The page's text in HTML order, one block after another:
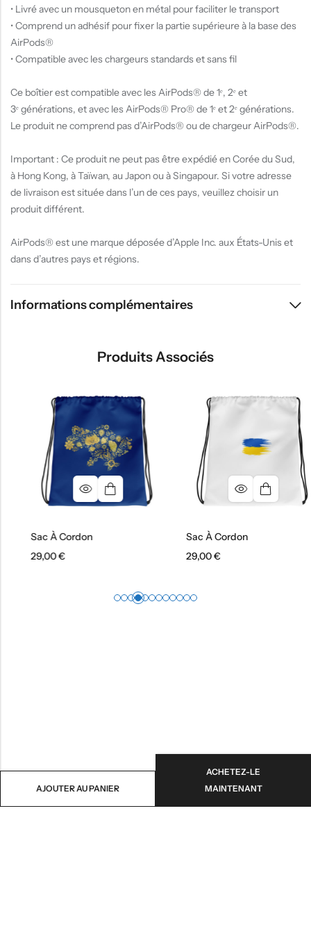
AJOUTER AU PANIER
ACHETEZ-LE
MAINTENANT
• Livré avec un mousqueton en métal pour faciliter le transport
• Comprend un adhésif pour fixer la partie supérieure à la base des
AirPods®
• Compatible avec les chargeurs standards et sans fil
Ce boîtier est compatible avec les AirPods® de 1ᵉ, 2ᵉ et
3ᵉ générations, et avec les AirPods® Pro® de 1ᵉ et 2ᵉ générations.
Le produit ne comprend pas d’AirPods® ou de chargeur AirPods®.
Important : Ce produit ne peut pas être expédié en Corée du Sud,
à Hong Kong, à Taïwan, au Japon ou à Singapour. Si votre adresse
de livraison est située dans l’un de ces pays, veuillez choisir un
produit différent.
AirPods® est une marque déposée d’Apple Inc. aux États-Unis et
dans d’autres pays et régions.
Informations complémentaires
Produits Associés
Sac À Cordon
29,00€
Sac À Cordon
29,00€